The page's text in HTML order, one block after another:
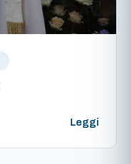
Leggi